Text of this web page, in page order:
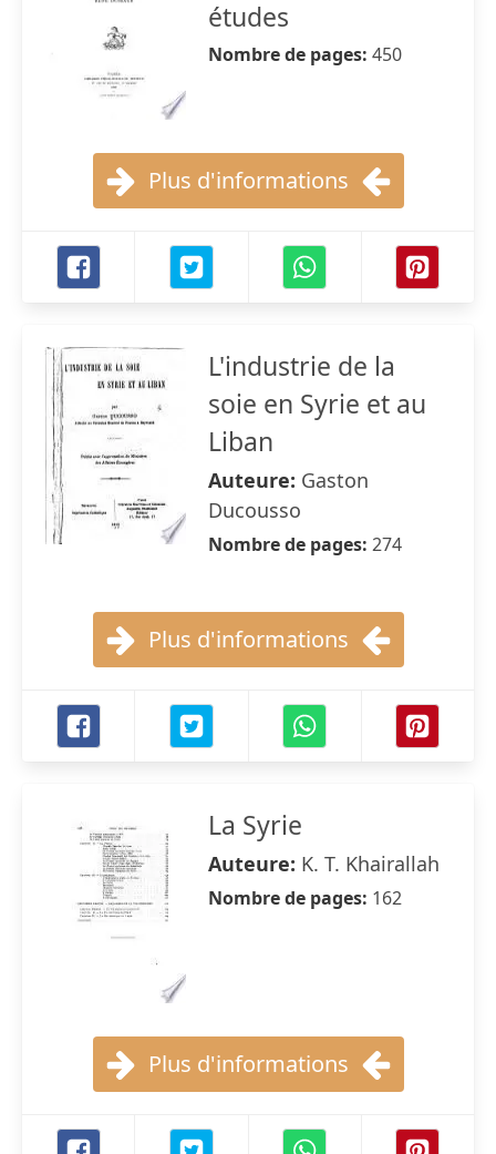
études
Nombre de pages: 450
Plus d'informations
L'industrie de la
soie en Syrie et au
Liban
Auteure: Gaston
Ducousso
Nombre de pages: 274
Plus d'informations
La Syrie
Auteure: K. T. Khairallah
Nombre de pages: 162
Plus d'informations